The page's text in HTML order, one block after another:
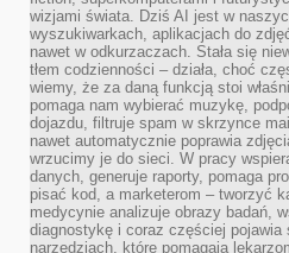
wizjami świata. Dziś AI jest w
wyszukiwarkach, aplikacjach do
nawet w odkurzaczach. Stała się
tłem codzienności – działa, choć
wiemy, że za daną funkcją stoi
pomaga nam wybierać muzykę,
dojazdu, filtruje spam w skrzynce
nawet automatycznie poprawia
wrzucimy je do sieci. W pracy
danych, generuje raporty, pomaga
pisać kod, a marketerom – tworzyć
medycynie analizuje obrazy badań,
diagnostykę i coraz częściej pojawia
narzędziach, które pomagają